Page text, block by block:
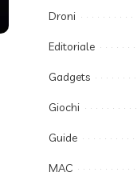
Droni
Editoriale
Gadgets
Giochi
Guide
MAC